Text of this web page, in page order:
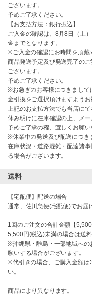
ございます。
予めご了承ください。
【お支払方法：銀行振込】
ご入金の確認は、8月8日（土
金までとなります。
※ご入金の確認にお時間を頂戴
商品発送予定及び発送完了の
ございます。
予めご了承ください。
※お急ぎのお客様につきまして
金引換をご選択頂けますようお
上記のお支払方法でも当店に
休み明けに在庫確認の上、メー
予めご了承の程、宜しくお願い
※休業中の発送及び配送につき
在庫状況・道路混雑・配達諸
送料
【宅配便】配送の場合
通常、佐川急便(宅配便)でお届
1回のご注文の合計金額【
5,500円(税込)未満の場合は送
※沖縄県・離島・一部地域への
願いする場合がございます。
※代引きの場合、ご購入金額は
い。
商品により異なります。